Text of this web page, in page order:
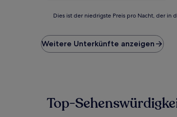
der
niedrigste
Preis
letzten
24 Stunden
Dies ist der niedrigste Preis pro Nacht, der in
Weitere Unterkünfte anzeigen
Top-